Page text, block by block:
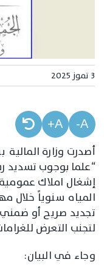
من نحن
البحث3 تموز 2025
A-
A+
أصدرت وزارة المالية
“علما بوجوب تسديد
إشغال املاك
المياه سنوياً خلال
تجديد صريح أو
لتجنب التعرض
وجاء في البيان: